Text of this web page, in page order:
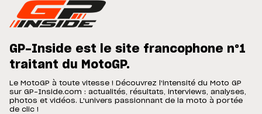
GP-Inside est le site francophone n°1
traitant du MotoGP.
Le MotoGP à toute vitesse ! Découvrez l'intensité du Moto GP
sur GP-Inside.com : actualités, résultats, interviews, analyses,
photos et vidéos. L'univers passionnant de la moto à portée
de clic !